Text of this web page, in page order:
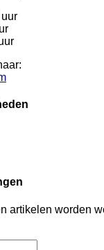
artikelen worden